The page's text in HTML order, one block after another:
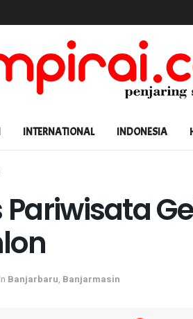
INTERNATIONAL INDONESIA
Pariwisata
in Banjarbaru, Banjarmasin